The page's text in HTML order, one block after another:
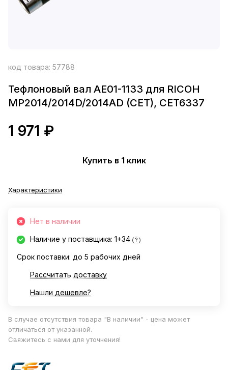
код товара: 57788
Тефлоновый вал AE01-1133 для RICOH
MP2014/2014D/2014AD (CET), CET6337
1 971 ₽
Купить в 1 клик
Характеристики
Нет в наличии
Наличие у поставщика: 1+34 ?
Срок поставки: до 5 рабочих дней
Рассчитать доставку
Нашли дешевле?
В случае отсутствия товара "В наличии" - цена может
отличаться от указанной.
Свяжитесь с нами для уточнения!